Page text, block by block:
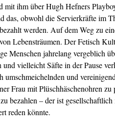
ihm über Hugh Hefners
das, obwohl die Servierkräfte im
werden. Auf dem Weg zu
Lebensträumen. Der Fetisch
Menschen jahrelang vergeblich
vielleicht Säfte in der Pause
umschmeichelnden und
Frau mit Plüschhäschenohren zu
bezahlen – der ist
reden könnte.